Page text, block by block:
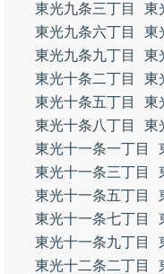
東光九条三丁目
東
東光九条六丁目
東
東光九条九丁目
東
東光十条二丁目
東
東光十条五丁目
東
東光十条八丁目
東
東光十一条一丁目
東光十一条三丁目
東光十一条五丁目
東光十一条七丁目
東光十一条九丁目
東光十二条二丁目